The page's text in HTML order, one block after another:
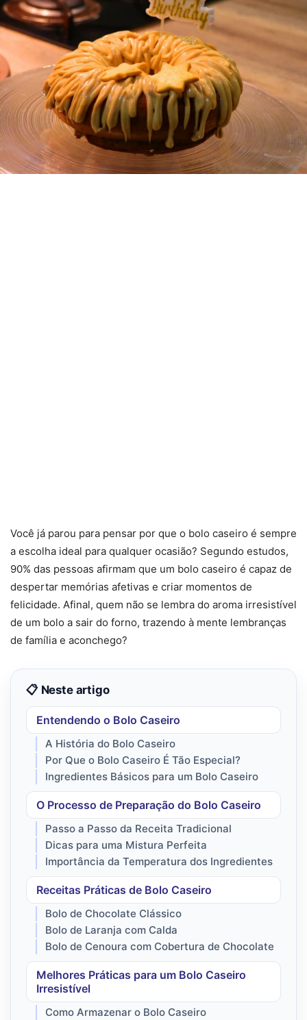
Você já parou para pensar por que o bolo caseiro é sempre
a escolha ideal para qualquer ocasião? Segundo estudos,
90% das pessoas afirmam que um bolo caseiro é capaz de
despertar memórias afetivas e criar momentos de
felicidade. Afinal, quem não se lembra do aroma irresistível
de um bolo a sair do forno, trazendo à mente lembranças
de família e aconchego?
📋 Neste artigo
Entendendo o Bolo Caseiro
A História do Bolo Caseiro
Por Que o Bolo Caseiro É Tão Especial?
Ingredientes Básicos para um Bolo Caseiro
O Processo de Preparação do Bolo Caseiro
Passo a Passo da Receita Tradicional
Dicas para uma Mistura Perfeita
Importância da Temperatura dos Ingredientes
Receitas Práticas de Bolo Caseiro
Bolo de Chocolate Clássico
Bolo de Laranja com Calda
Bolo de Cenoura com Cobertura de Chocolate
Melhores Práticas para um Bolo Caseiro
Irresistível
Como Armazenar o Bolo Caseiro